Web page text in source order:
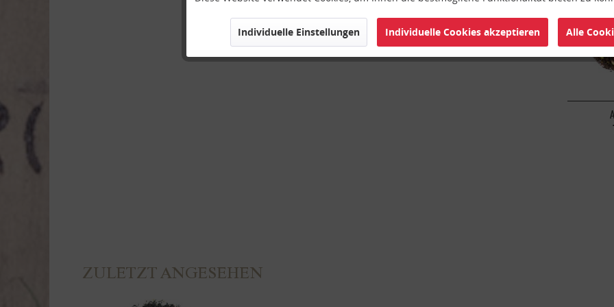
ZULETZT ANGESEHEN
Individuelle Einstellungen Individuelle Cookies akzeptieren Alle